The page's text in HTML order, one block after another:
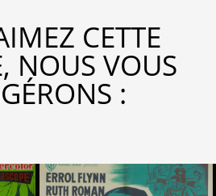
CETTE
NOUS VOUS
: